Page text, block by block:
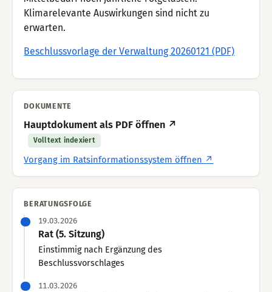
Klimarelevante Auswirkungen sind nicht zu
erwarten.
Beschlussvorlage der Verwaltung 20260121 (PDF)
DOKUMENTE
Hauptdokument als PDF öffnen ↗
Volltext indexiert
Vorgang im Ratsinformationssystem öffnen ↗
BERATUNGSFOLGE
19.03.2026
Rat (5. Sitzung)
Einstimmig nach Ergänzung des
Beschlussvorschlages
11.03.2026